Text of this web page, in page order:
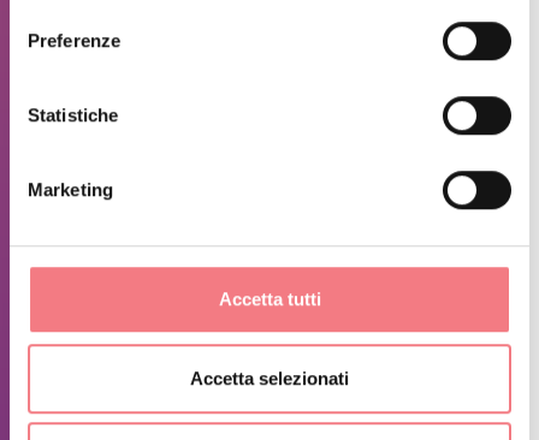
Preferenze
Statistiche
Marketing
Accetta tutti
Accetta selezionati
Settembre: Vedi sito Alleghe Hockey
Bambini/e ragazzi fino ai 12 anni:
Entrata con pattini propri: € 6,00 Entrata con noleggio € 10:00
Entrata con pattini propri: € 9,00 Entrata con noleggio pattini:
INFORMAZIONI e-mail: segreteria@alleghehockey.com
Telefono: 388/1866668 – 0437/523176
CARATTERISTICHE